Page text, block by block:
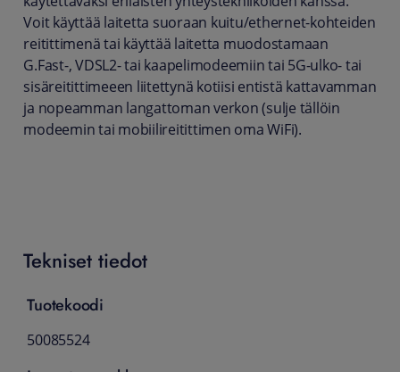
Voit käyttää laitetta suoraan kuitu/ethernet-kohteiden
reitittimenä tai käyttää laitetta muodostamaan
G.Fast-, VDSL2- tai kaapelimodeemiin tai 5G-ulko- tai
sisäreitittimeeen liitettynä kotiisi entistä kattavamman
ja nopeamman langattoman verkon (sulje tällöin
modeemin tai mobiilireitittimen oma WiFi).
Tekniset tiedot
Tuotekoodi
50085524